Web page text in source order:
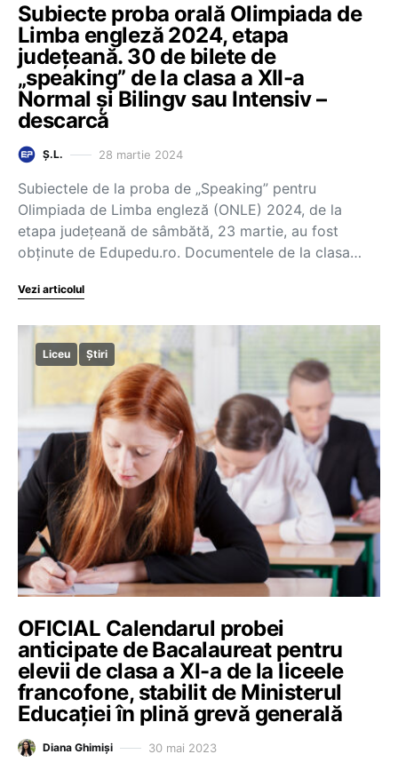
Subiecte proba orală Olimpiada de
Limba engleză 2024, etapa
județeană. 30 de bilete de
„speaking” de la clasa a XII-a
Normal și Bilingv sau Intensiv –
descarcă
Ș.L. 28 martie 2024
Subiectele de la proba de „Speaking” pentru
Olimpiada de Limba engleză (ONLE) 2024, de la
etapa județeană de sâmbătă, 23 martie, au fost
obținute de Edupedu.ro. Documentele de la clasa…
Vezi articolul
Liceu Știri
OFICIAL Calendarul probei
anticipate de Bacalaureat pentru
elevii de clasa a XI-a de la liceele
francofone, stabilit de Ministerul
Educației în plină grevă generală
Diana Ghimiși 30 mai 2023